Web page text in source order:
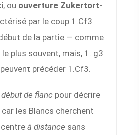
, ou ouverture Zukertort-
par le coup 1.Cf3
de la partie — comme
plus souvent, mais, 1. g3
précéder 1.Cf3.
début de flanc pour décrire
car les Blancs cherchent
centreà distance sans